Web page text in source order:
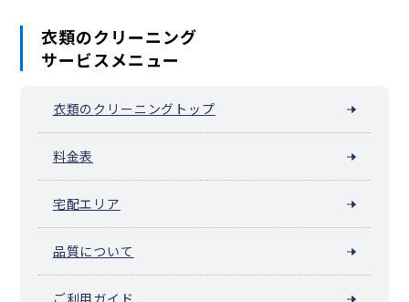
衣類のクリーニング
サービスメニュー
衣類のクリーニングトップ
料金表
宅配エリア
品質について